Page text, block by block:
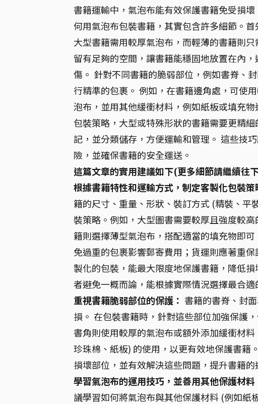
書籍運輸中，氣泡布能有效保護書籍免受損
何用氣泡布包裝書籍，其實包含許多細節。
大型書籍需用較厚氣泡布，而輕薄的書籍則
留有足夠的空間，讓書籍能穩固地放置在內
傷。 針對不同書籍的脆弱部位，例如書脊、
行精準的包裹。 例如，在書籍邊角處，可使
泡布，並用其他緩衝材料，例如紙板或填充
包裝策略，大型或特殊形狀的書籍需要更精
記，並分類儲存，方便運輸和管理。 這些技
險，並確保書籍的安全運送。
這篇文章的實用建議如下(更多細節請繼續往
根據書籍特性和運輸方式，制定客製化包裝策
籍的尺寸、重量、形狀、裝訂方式 (精裝、平
裝策略。例如，大型圖書需要較厚且強度較
籍則選擇薄型氣泡布，搭配適當的填充物即
免過重的包裹影響郵寄費用；貨運則應著重
製化的包裝，能最大限度地保護書籍，降低
者避免一概而論，能根據實際情況選擇最合
重視書籍脆弱部位的保護： 書籍的書脊、封
損。 在包裝書籍時，針對這些部位加強保護
書角則使用較厚的氣泡布或額外添加緩衝材
珍珠棉、紙板) 的使用，以更有效地保護書籍
損壞部位，並有效解決這些問題，提升書籍的
學習氣泡布的運用技巧，並善用其他保護材料
議學習如何將氣泡布與其他保護材料 (例如紙